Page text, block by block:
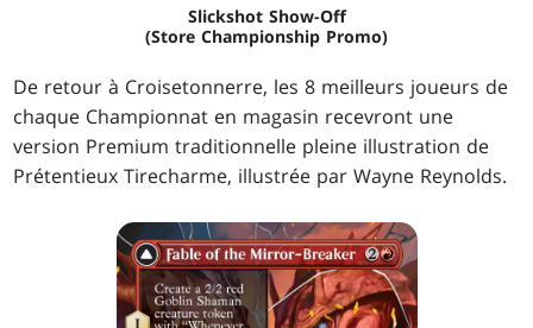
Slickshot Show-Off
(Store Championship Promo)
De retour à Croisetonnerre, les 8 meilleurs joueurs de
chaque Championnat en magasin recevront une
version Premium traditionnelle pleine illustration de
Prétentieux Tirecharme, illustrée par Wayne Reynolds.